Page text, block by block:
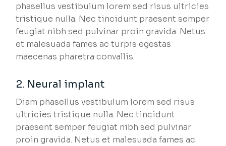
phasellus vestibulum lorem sed risus ultricies
tristique nulla. Nec tincidunt praesent semper
feugiat nibh sed pulvinar proin gravida. Netus
et malesuada fames ac turpis egestas
maecenas pharetra convallis.
2. Neural implant
Diam phasellus vestibulum lorem sed risus
ultricies tristique nulla. Nec tincidunt
praesent semper feugiat nibh sed pulvinar
proin gravida. Netus et malesuada fames ac